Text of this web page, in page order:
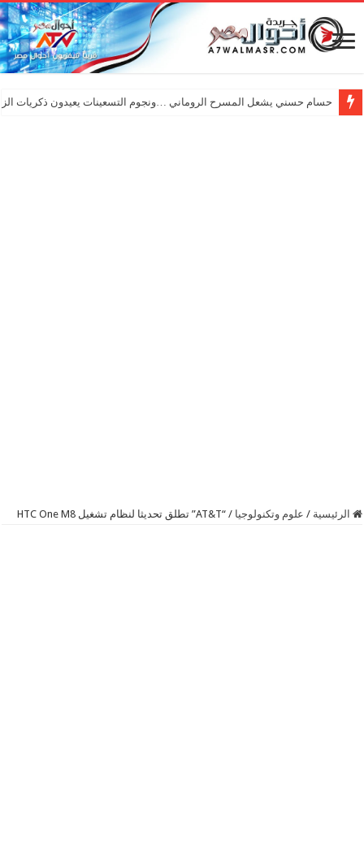
حسام حسني يشعل المسرح الروماني …ونجوم التسعينات يعيدون ذكريات
الرئيسية / علوم وتكنولوجيا / “AT&T” تطلق تحديثا لنظام تشغيل HTC One M8